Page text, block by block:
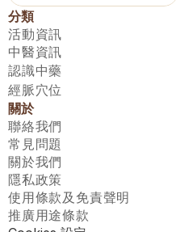
分類
活動資訊
中醫資訊
認識中藥
經脈穴位
關於
聯絡我們
常見問題
關於我們
隱私政策
使用條款及免責聲明
推廣用途條款